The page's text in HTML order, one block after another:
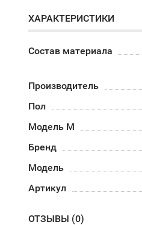
ХАРАКТЕРИСТИКИ
Состав материала
Производитель
Пол
Модель М
Бренд
Модель
Артикул
ОТЗЫВЫ (0)